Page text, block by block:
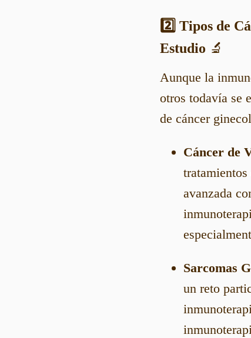
2️⃣ Tipos de
Estudio 🔬
Aunque la
otros todavía se
de cáncer
Cáncer de
avanzada
Sarcomas
un reto